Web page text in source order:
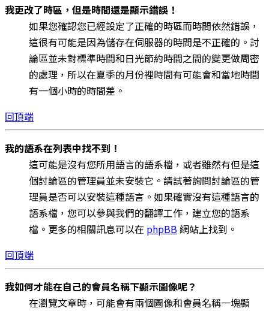
我更改了時區，但是時間還是顯示錯誤！
如果您確認您已經設定了正確的時區而時間依然錯誤，
這很有可能是因為儲存在伺服器的時間是不正確的。討
論區並未對標準時間和日光節約時間之間的變更做周密
的處理，所以在夏季的月份裡時間有可能會和當地時間
有一個小時的時間差。
回頂端
我的語系在列表中找不到！
這可能是沒有您所用語言的語系檔，或者雖然有但是這
個討論區的管理員並未安裝它。請試著詢問討論區的管
理員是否可以安裝這種語言。如果確實沒有這種語言的
語系檔，您可以參與我們的翻譯工作，建立您的語系
檔。更多的相關訊息可以在 phpBB網站上找到。
回頂端
我如何才能在自己的會員名稱下顯示圖像呢？
在瀏覽文章時，可能會有兩個圖像和會員名稱一塊顯